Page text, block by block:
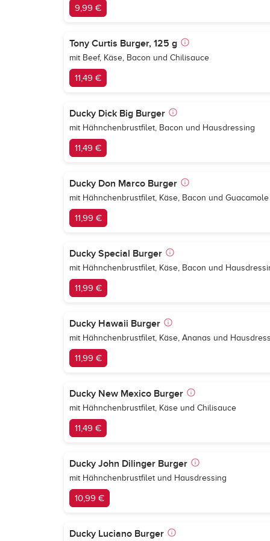
9,99 €
Tony Curtis Burger, 125 g
mit Beef, Käse, Bacon und Chilisauce
11,49 €
Ducky Dick Big Burger
mit Hähnchenbrustfilet, Bacon und Hausdressing
11,49 €
Ducky Don Marco Burger
mit Hähnchenbrustfilet, Käse, Bacon und Guacamole
11,99 €
Ducky Special Burger
mit Hähnchenbrustfilet, Käse, Bacon und
11,99 €
Ducky Hawaii Burger
mit Hähnchenbrustfilet, Käse, Ananas und
11,99 €
Ducky New Mexico Burger
mit Hähnchenbrustfilet, Käse und Chilisauce
11,49 €
Ducky John Dilinger Burger
mit Hähnchenbrustfilet und Hausdressing
10,99 €
Ducky Luciano Burger